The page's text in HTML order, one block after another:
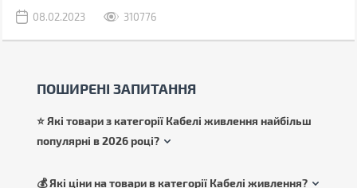
08.02.2023
310776
ПОШИРЕНІ ЗАПИТАННЯ
⭐ Які товари з категорії Кабелі живлення найбільш
популярні в 2026 році?
💰 Які ціни на товари в категорії Кабелі живлення?